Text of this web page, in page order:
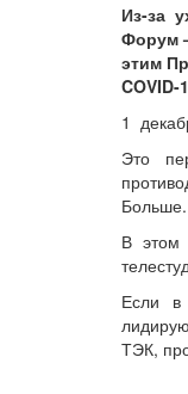
Из-за
Форум
этим
1
Это
В этом
Если в
ТЭК,